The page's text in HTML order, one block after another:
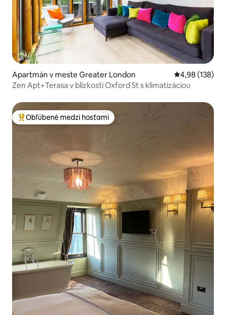
Apartmán v meste Greater London Priemerné
4,98 (138)
Zen Apt+Terasa v blízkosti Oxford St s klimatizáciou
Najobľúbenejšie medzi hosťami
Obľúbené medzi hosťami